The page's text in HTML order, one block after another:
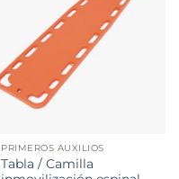
PRIMEROS AUXILIOS
Tabla / Camilla